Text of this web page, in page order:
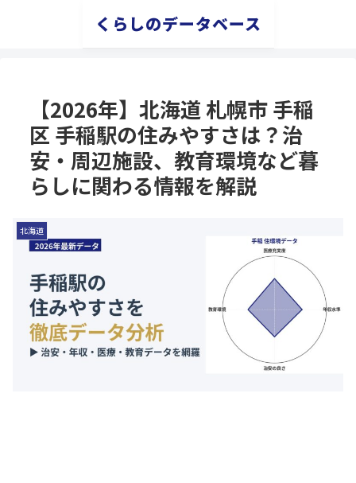
くらしのデータベース
【2026年】北海道 札幌市 手稲
区 手稲駅の住みやすさは？治
安・周辺施設、教育環境など暮
らしに関わる情報を解説
北海道